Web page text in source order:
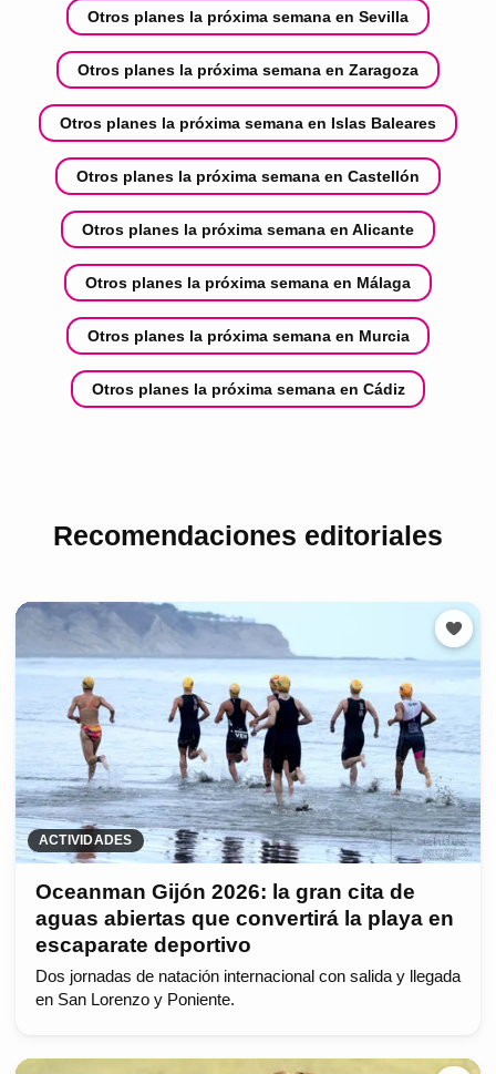
Otros planes la próxima semana en Sevilla
Otros planes la próxima semana en Zaragoza
Otros planes la próxima semana en Islas Baleares
Otros planes la próxima semana en Castellón
Otros planes la próxima semana en Alicante
Otros planes la próxima semana en Málaga
Otros planes la próxima semana en Murcia
Otros planes la próxima semana en Cádiz
Recomendaciones editoriales
ACTIVIDADES
Oceanman Gijón 2026: la gran cita de
aguas abiertas que convertirá la playa en
escaparate deportivo
Dos jornadas de natación internacional con salida y llegada
en San Lorenzo y Poniente.